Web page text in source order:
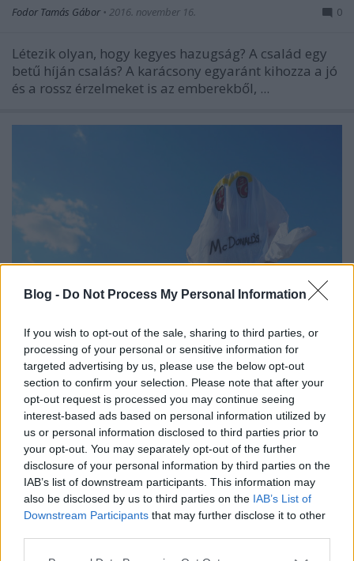
Blog - Do Not Process My Personal Information
If you wish to opt-out of the sale, sharing to third parties, or
processing of your personal or sensitive information for
targeted advertising by us, please use the below opt-out
section to confirm your selection. Please note that after your
opt-out request is processed you may continue seeing
interest-based ads based on personal information utilized by
us or personal information disclosed to third parties prior to
your opt-out. You may separately opt-out of the further
disclosure of your personal information by third parties on the
IAB’s list of downstream participants. This information may
also be disclosed by us to third parties on the IAB’s List of
Downstream Participants that may further disclose it to other
Fodor Tamás Gábor • 2016. november 16. 0
Létezik olyan, hogy kegyes hazugság? A család egy
betű híján csalás? A karácsony egyaránt kihozza a jó
és a rossz érzelmeket is az emberekből, ...
Így kóstolta fel a Burger King a
Mekit Halloween alkalmából:
BOOOOO
Fodor Tamás Gábor 2016. október 28.
Halloween. Az ünnep, ami egy kelta hagyományból
kelt életre, több ünnepet is magába foglalva, mint
például a keresztény vallásból ismert halottak ...